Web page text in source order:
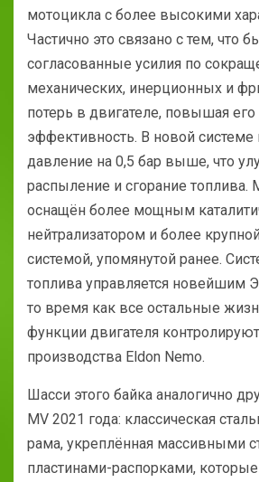
мотоцикла с более высокими
Частично это связано с тем, что
согласованные усилия по
механических, инерционных и
потерь в двигателе, повышая
эффективность. В новой
давление на 0,5 бар выше, что
распыление и сгорание топлива.
оснащён более мощным
нейтрализатором и более
системой, упомянутой ранее.
топлива управляется новейшим
то время как все остальные
функции двигателя
производства Eldon Nemo.
Шасси этого байка аналогично
MV 2021 года: классическая
рама, укреплённая массивными
пластинами-распорками,